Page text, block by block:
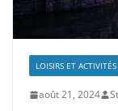
LOISIRS ET ACTIVITÉS
août 21, 2024